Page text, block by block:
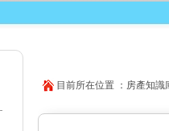
目前所在位置 ：房產知識